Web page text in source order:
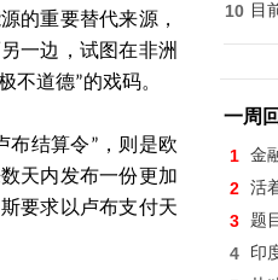
的重要替代来源，
一边，试图在非洲
不道德”的戏码。
布结算令”，则是欧
天内发布一份更加
要求以卢布支付天
10 目
一周
1 金
2 活
3 题
4 印